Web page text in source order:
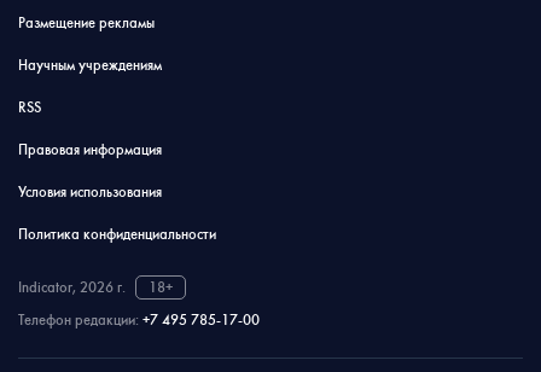
Размещение рекламы
Научным учреждениям
RSS
Правовая информация
Условия использования
Политика конфиденциальности
Indicator, 2026 г.
18+
Телефон редакции: +7 495 785-17-00